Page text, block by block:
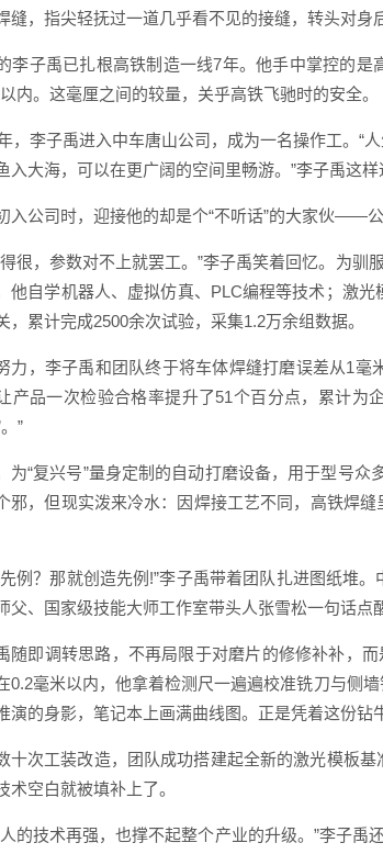
缝，指尖轻抚过一道几乎看不见的接缝，转头对身
李子禹已扎根高铁制造一线7年。他手中掌控的
内。这毫厘之间的较量，关乎高铁飞驰时的安全。
，李子禹进入中车唐山公司，成为一名操作工。“
入大海，可以在更广阔的空间里畅游。”李子禹这样
入公司时，迎接他的却是个“不听话”的大家伙——
很，参数对不上就罢工。”李子禹笑着回忆。为驯
他自学机器人、虚拟仿真、PLC编程等技术；激
，累计完成2500余次试验，采集1.2万余组数据。
力，李子禹和团队终于将车体焊缝打磨误差从1毫
产品一次检验合格率提升了51个百分点，累计为
”
为“复兴号”量身定制的自动打磨设备，用于型号众
邪，但现实泼来冷水：因焊接工艺不同，高铁焊
例？那就创造先例!”李子禹带着团队扎进图纸堆
父、国家级技能大师工作室带头人张雪松一句话点
随即调转思路，不再局限于对磨片的修修补补，
0.2毫米以内，他拿着检测尺一遍遍校准铣刀与侧
演的身影，笔记本上画满曲线图。正是凭着这份钻
十次工装改造，团队成功搭建起全新的激光模板
术空白就被填补上了。
的技术再强，也撑不起整个产业的升级。”李子